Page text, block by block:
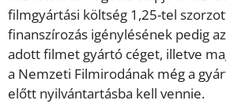
filmgyártási költség 1,25-tel
finanszírozás igénylésének pedig
adott filmet gyártó céget, illetve
a Nemzeti Filmirodának még a
előtt nyilvántartásba kell vennie.